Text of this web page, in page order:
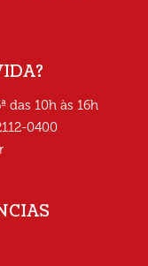
das 10h às 16h
0400